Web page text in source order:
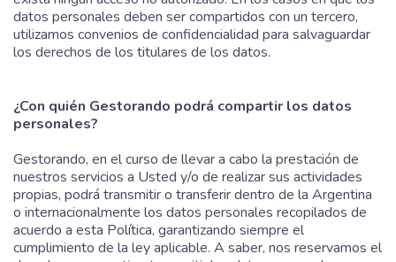
datos personales deben ser compartidos con un tercero,
utilizamos convenios de confidencialidad para salvaguardar
los derechos de los titulares de los datos.
¿Con quién Gestorando podrá compartir los datos
personales?
Gestorando, en el curso de llevar a cabo la prestación de
nuestros servicios a Usted y/o de realizar sus actividades
propias, podrá transmitir o transferir dentro de la Argentina
o internacionalmente los datos personales recopilados de
acuerdo a esta Política, garantizando siempre el
cumplimiento de la ley aplicable. A saber, nos reservamos el